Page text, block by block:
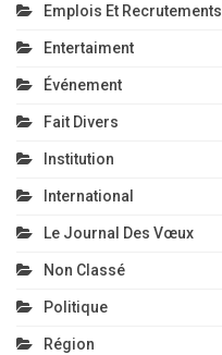
Emplois Et Recrutements
Entertaiment
Événement
Fait Divers
Institution
International
Le Journal Des Vœux
Non Classé
Politique
Région